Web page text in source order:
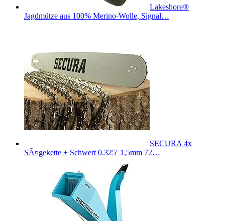
Lakeshore®
Jagdmütze aus 100% Merino-Wolle, Signal…
SECURA 4x
SÃ¤gekette + Schwert 0.325′ 1,5mm 72…